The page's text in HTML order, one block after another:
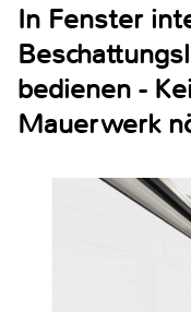
In Fenster
bedienen -
Mauerwerk